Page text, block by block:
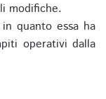
modifiche.
quanto essa ha
operativi dalla